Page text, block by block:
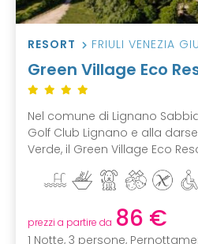
RESORT FRIULI VENEZIA
Green Village Eco
Nel comune di Lignano
Golf Club Lignano e alla
Verde, il Green Village Eco
prezzi a partire da 86 €
1 Notte, 3 persone,